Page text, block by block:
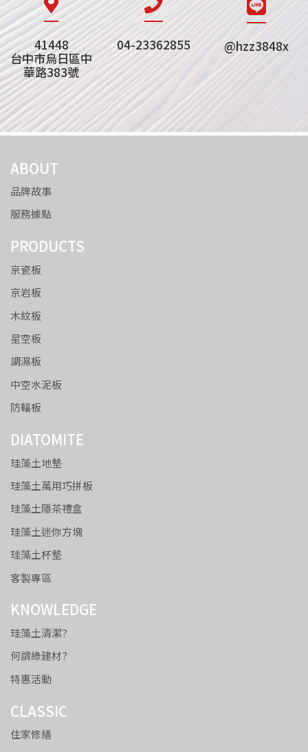
41448
台中市烏日區中
華路383號
04-23362855 @hzz3848x
ABOUT
品牌故事
服務據點
PRODUCTS
京瓷板
京岩板
木紋板
星空板
調濕板
中空水泥板
防輻板
DIATOMITE
珪藻土地墊
珪藻土萬用巧拼板
珪藻土隱茶禮盒
珪藻土迷你方塊
珪藻土杯墊
客製專區
KNOWLEDGE
珪藻土清潔?
何謂綠建材?
特惠活動
CLASSIC
住家修繕